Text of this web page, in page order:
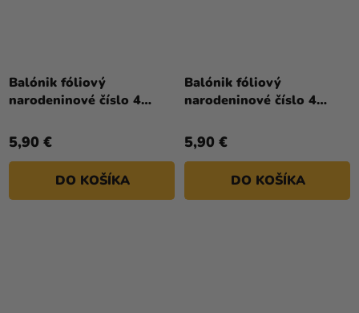
Balónik fóliový
narodeninové číslo 4
5,90 €
DO KOŠÍKA
Balónik fóliový
narodeninové číslo 4
5,90 €
DO KOŠÍKA